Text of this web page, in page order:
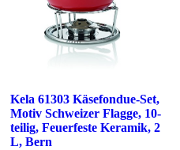
Kela 61303 Käsefondue-Set,
Motiv Schweizer Flagge, 10-
teilig, Feuerfeste Keramik, 2
L, Bern